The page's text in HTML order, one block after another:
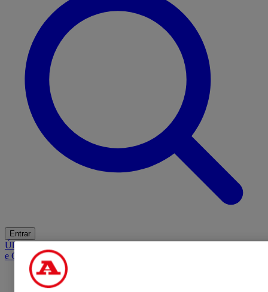
Entrar
ÚltimasMercadoOpiniãoiGaming HubA BOLA SUGEREBarba
e Cabelo